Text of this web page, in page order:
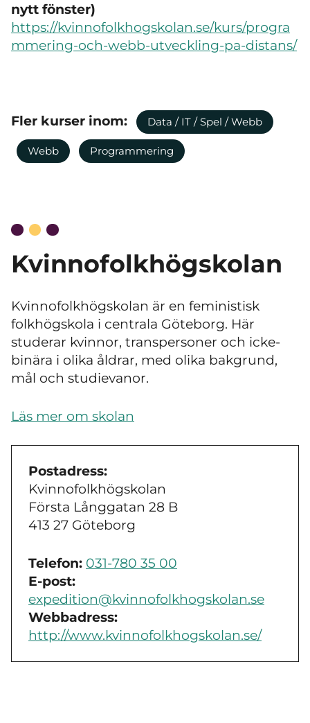
nytt fönster)
https://kvinnofolkhogskolan.se/kurs/progra
mmering-och-webb-utveckling-pa-distans/
Fler kurser inom: Data / IT / Spel / Webb
Webb Programmering
Kvinnofolkhögskolan
Kvinnofolkhögskolan är en feministisk
folkhögskola i centrala Göteborg. Här
studerar kvinnor, transpersoner och icke-
binära i olika åldrar, med olika bakgrund,
mål och studievanor.
Läs mer om skolan
Postadress:
Kvinnofolkhögskolan
Första Långgatan 28 B
413 27 Göteborg
Telefon: 031-780 35 00
E-post:
expedition@kvinnofolkhogskolan.se
Webbadress:
http://www.kvinnofolkhogskolan.se/